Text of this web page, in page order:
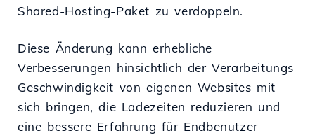
Shared-Hosting-Paket zu verdoppeln.
Diese Änderung kann erhebliche
Verbesserungen hinsichtlich der Verarbeitungs
Geschwindigkeit von eigenen Websites mit
sich bringen, die Ladezeiten reduzieren und
eine bessere Erfahrung für Endbenutzer